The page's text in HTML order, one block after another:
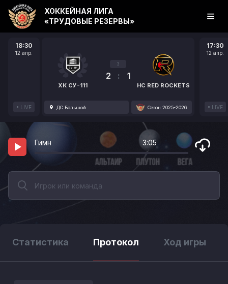
18:30
12 апр.
LIVE
ХК СУ-111
3
2 : 1
HC RED ROCKETS
ДС Большой Сезон 2025-2026
17:30
12 апр.
LIVE
ХОККЕЙНАЯ ЛИГА
«ТРУДОВЫЕ РЕЗЕРВЫ»
Гимн 3:05
Статистика Протокол Ход игры